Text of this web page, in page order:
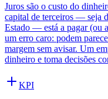
Juros são o custo do
capital de terceiros — seja
Estado — está a pagar (ou
um erro caro: podem
margem sem avisar. Um
dinheiro e toma decisões
KPI